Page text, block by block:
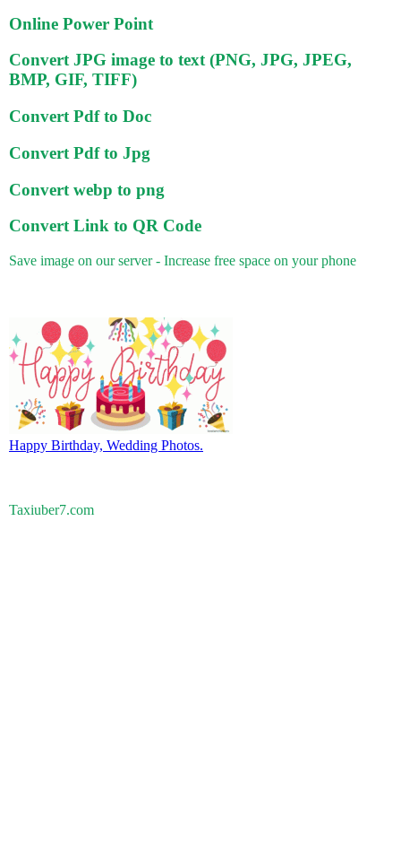
Online Power Point
Convert JPG image to text (PNG, JPG, JPEG,
BMP, GIF, TIFF)
Convert Pdf to Doc
Convert Pdf to Jpg
Convert webp to png
Convert Link to QR Code
Save image on our server - Increase free space on your phone
Happy Birthday, Wedding Photos.
Taxiuber7.com